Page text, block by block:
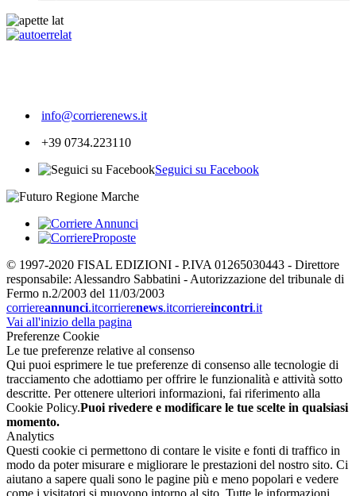
info@corrierenews.it
+39 0734.223110
Seguici su Facebook
© 1997-2020 FISAL EDIZIONI - P.IVA 01265030443 - Direttore
responsabile: Alessandro Sabbatini - Autorizzazione del tribunale di
Fermo n.2/2003 del 11/03/2003
corriereannunci.itcorrierenews.itcorriereincontri.it
Vai all'inizio della pagina
Preferenze Cookie
Le tue preferenze relative al consenso
Qui puoi esprimere le tue preferenze di consenso alle tecnologie di
tracciamento che adottiamo per offrire le funzionalità e attività sotto
descritte. Per ottenere ulteriori informazioni, fai riferimento alla
Cookie Policy.Puoi rivedere e modificare le tue scelte in qualsiasi
momento.
Analytics
Questi cookie ci permettono di contare le visite e fonti di traffico in
modo da poter misurare e migliorare le prestazioni del nostro sito. Ci
aiutano a sapere quali sono le pagine più e meno popolari e vedere
come i visitatori si muovono intorno al sito. Tutte le informazioni